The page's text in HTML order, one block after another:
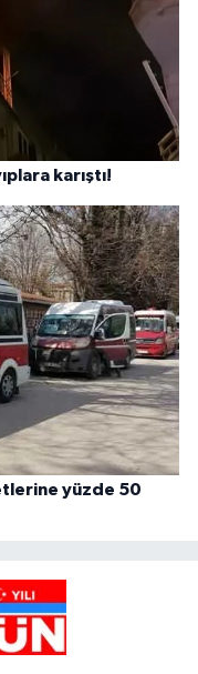
karıştı!
yüzde 50